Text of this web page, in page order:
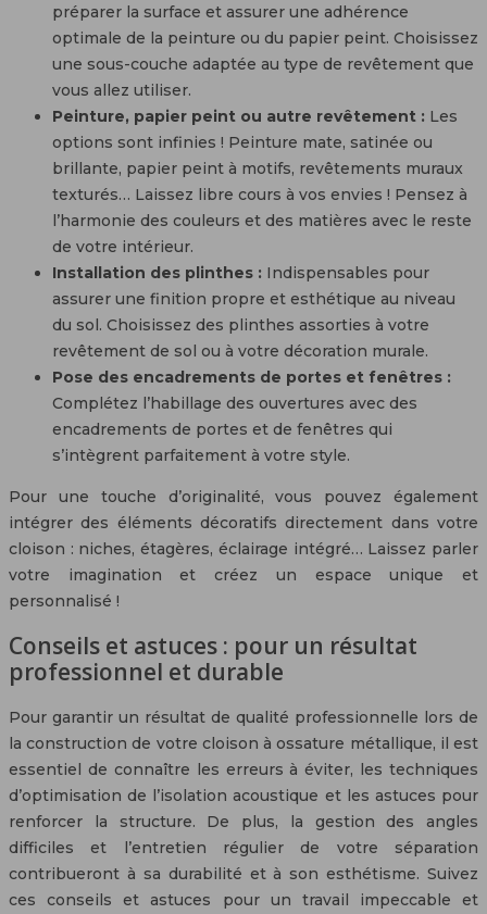
préparer la surface et assurer une adhérence
optimale de la peinture ou du papier peint. Choisissez
une sous-couche adaptée au type de revêtement que
vous allez utiliser.
Peinture, papier peint ou autre revêtement : Les
options sont infinies ! Peinture mate, satinée ou
brillante, papier peint à motifs, revêtements muraux
texturés… Laissez libre cours à vos envies ! Pensez à
l’harmonie des couleurs et des matières avec le reste
de votre intérieur.
Installation des plinthes : Indispensables pour
assurer une finition propre et esthétique au niveau
du sol. Choisissez des plinthes assorties à votre
revêtement de sol ou à votre décoration murale.
Pose des encadrements de portes et fenêtres :
Complétez l’habillage des ouvertures avec des
encadrements de portes et de fenêtres qui
s’intègrent parfaitement à votre style.
Pour une touche d’originalité, vous pouvez également
intégrer des éléments décoratifs directement dans votre
cloison : niches, étagères, éclairage intégré… Laissez parler
votre imagination et créez un espace unique et
personnalisé !
Conseils et astuces : pour un résultat
professionnel et durable
Pour garantir un résultat de qualité professionnelle lors de
la construction de votre cloison à ossature métallique, il est
essentiel de connaître les erreurs à éviter, les techniques
d’optimisation de l’isolation acoustique et les astuces pour
renforcer la structure. De plus, la gestion des angles
difficiles et l’entretien régulier de votre séparation
contribueront à sa durabilité et à son esthétisme. Suivez
ces conseils et astuces pour un travail impeccable et